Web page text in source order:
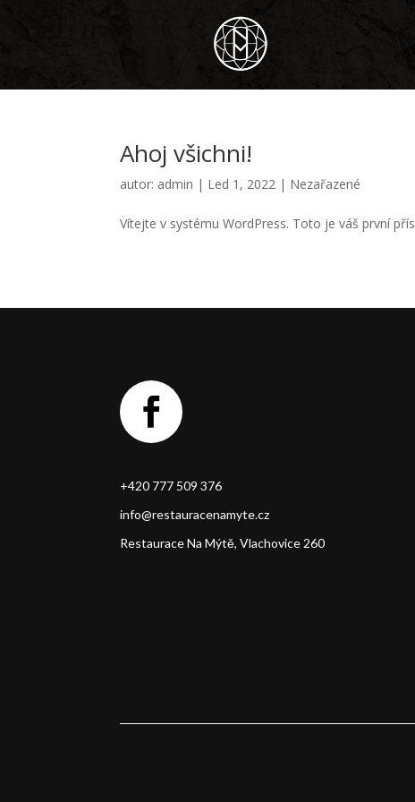
Ahoj všichni!
autor: admin | Led 1, 2022 | Nezařazené
Vítejte v systému WordPress. Toto je váš první
+420 777 509 376
info@restauracenamyte.cz
Restaurace Na Mýtě, Vlachovice 260